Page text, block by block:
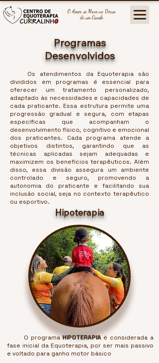
O Amor se Move no Dorso
de um Cavalo
Programas
Desenvolvidos
Os atendimentos da Equoterapia são
divididos em programas é essencial para
oferecer um tratamento personalizado,
adaptado às necessidades e capacidades de
cada praticante. Essa estrutura permite uma
progressão gradual e segura, com etapas
específicas que acompanham o
desenvolvimento físico, cognitivo e emocional
dos praticantes. Cada programa atende a
objetivos distintos, garantindo que as
técnicas aplicadas sejam adequadas e
maximizem os benefícios terapêuticos. Além
disso, essa divisão assegura um ambiente
controlado e seguro, promovendo a
autonomia do praticante e facilitando sua
inclusão social, seja no contexto terapêutico
ou esportivo.
Hipoterapia
O programaHIPOTERAPIAé considerada a
fase inicial da Equoterapia, por ser mais passivo
e voltado para ganho motor básico